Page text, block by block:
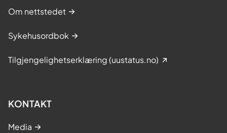
Om nettstedet
Sykehusordbok
Tilgjengelighetserklæring (uustatus.no)
KONTAKT
Media